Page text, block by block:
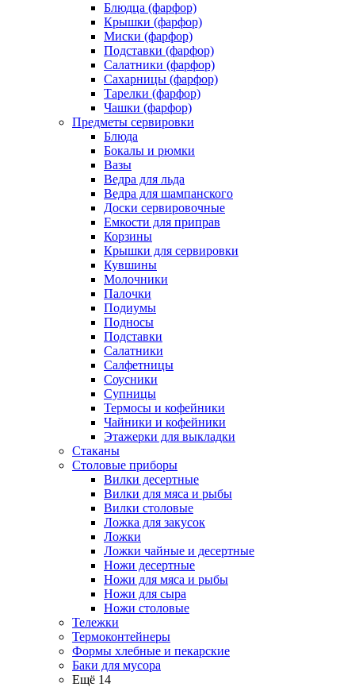
Блюдца (фарфор)
Крышки (фарфор)
Миски (фарфор)
Подставки (фарфор)
Салатники (фарфор)
Сахарницы (фарфор)
Тарелки (фарфор)
Чашки (фарфор)
Предметы сервировки
Блюда
Бокалы и рюмки
Вазы
Ведра для льда
Ведра для шампанского
Доски сервировочные
Емкости для приправ
Корзины
Крышки для сервировки
Кувшины
Молочники
Палочки
Подиумы
Подносы
Подставки
Салатники
Салфетницы
Соусники
Супницы
Термосы и кофейники
Чайники и кофейники
Этажерки для выкладки
Стаканы
Столовые приборы
Вилки десертные
Вилки для мяса и рыбы
Вилки столовые
Ложка для закусок
Ложки
Ложки чайные и десертные
Ножи десертные
Ножи для мяса и рыбы
Ножи для сыра
Ножи столовые
Тележки
Термоконтейнеры
Формы хлебные и пекарские
Баки для мусора
Ещё 14